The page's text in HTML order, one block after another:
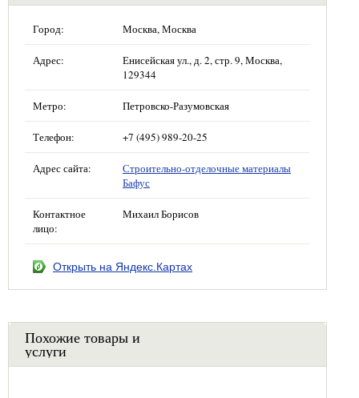
Город: Москва, Москва
Адрес:
Енисейская ул., д. 2, стр. 9, Москва,
129344
Метро: Петровско-Разумовская
Телефон: +7 (495) 989-20-25
Адрес сайта:
Строительно-отделочные материалы
Бафус
Контактное
лицо:
Михаил Борисов
Открыть на Яндекс.Картах
Похожие товары и
услуги